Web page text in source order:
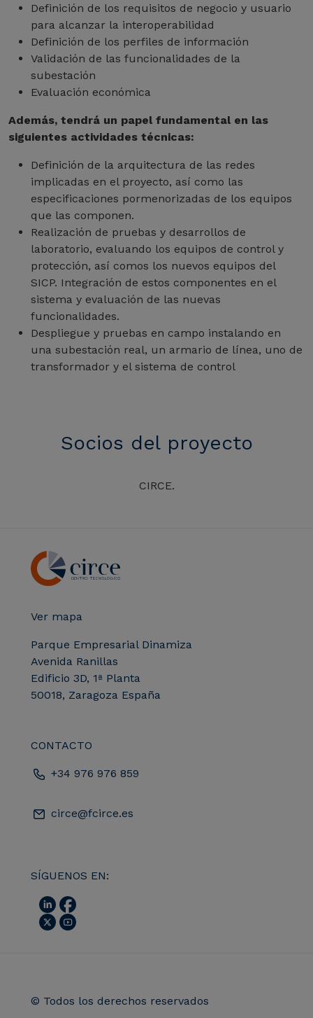
Definición de los requisitos de negocio y usuario
para alcanzar la interoperabilidad
Definición de los perfiles de información
Validación de las funcionalidades de la
subestación
Evaluación económica
Además, tendrá un papel fundamental en las
siguientes actividades técnicas:
Definición de la arquitectura de las redes
implicadas en el proyecto, así como las
especificaciones pormenorizadas de los equipos
que las componen.
Realización de pruebas y desarrollos de
laboratorio, evaluando los equipos de control y
protección, así comos los nuevos equipos del
SICP. Integración de estos componentes en el
sistema y evaluación de las nuevas
funcionalidades.
Despliegue y pruebas en campo instalando en
una subestación real, un armario de línea, uno de
transformador y el sistema de control
Socios del proyecto
CIRCE.
Ver mapa
Parque Empresarial Dinamiza
Avenida Ranillas
Edificio 3D, 1ª Planta
50018, Zaragoza España
CONTACTO
+34 976 976 859
circe@fcirce.es
SÍGUENOS EN:
© Todos los derechos reservados